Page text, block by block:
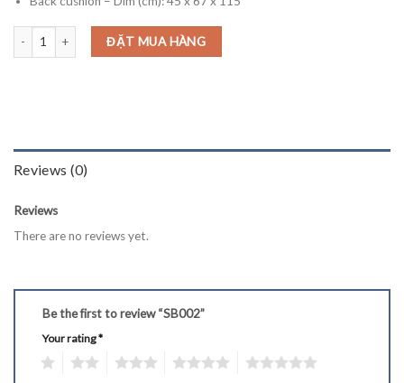
SB002 quantity
ĐẶT MUA HÀNG
Reviews (0)
Reviews
There are no reviews yet.
Be the first to review “SB002”
Your rating*